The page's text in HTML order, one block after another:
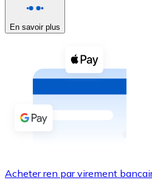
Voir toutes
Coupons crypto
Achetez des
Acheter avec espèces
Virement SEPA
En savoir plus
Acheter ren par virement